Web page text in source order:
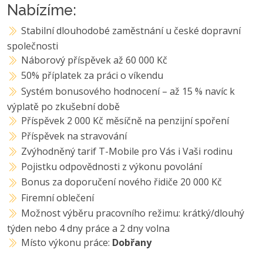
Nabízíme:
Stabilní dlouhodobé zaměstnání u české dopravní
společnosti
Náborový příspěvek až 60 000 Kč
50% příplatek za práci o víkendu
Systém bonusového hodnocení – až 15 % navíc k
výplatě po zkušební době
Příspěvek 2 000 Kč měsíčně na penzijní spoření
Příspěvek na stravování
Zvýhodněný tarif T-Mobile pro Vás i Vaši rodinu
Pojistku odpovědnosti z výkonu povolání
Bonus za doporučení nového řidiče 20 000 Kč
Firemní oblečení
Možnost výběru pracovního režimu: krátký/dlouhý
týden nebo 4 dny práce a 2 dny volna
Místo výkonu práce: Dobřany